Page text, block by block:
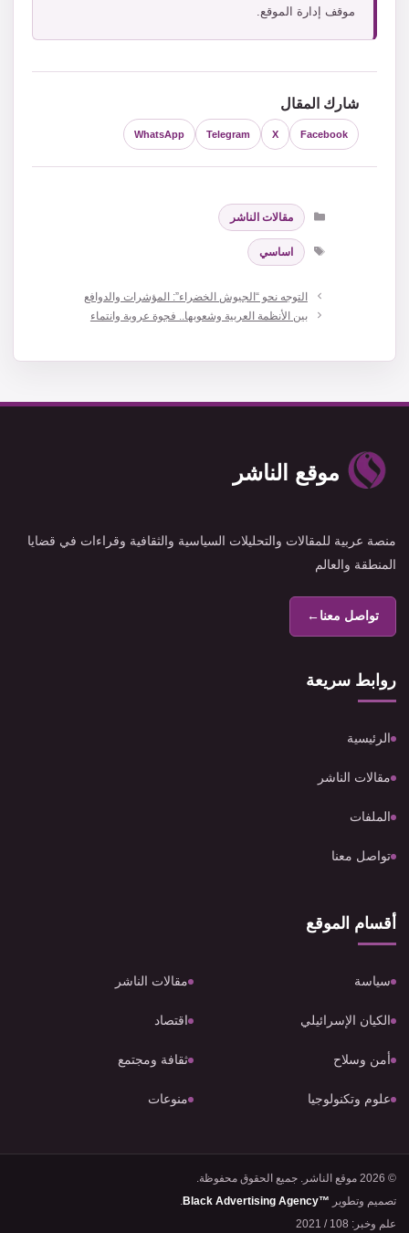
موقف إدارة الموقع.
شارك المقال
Facebook
X
Telegram
WhatsApp
التصنيفات
مقالات الناشر
الوسوم
اساسي
التوجه نحو “الجيوش الخضراء”: المؤشرات والدوافع
بين الأنظمة العربية وشعوبها.. فجوة عروبة وانتماء
موقع الناشر
منصة عربية للمقالات والتحليلات السياسية والثقافية وقراءات في قضايا
المنطقة والعالم
تواصل معنا←
روابط سريعة
الرئيسية
مقالات الناشر
الملفات
تواصل معنا
أقسام الموقع
سياسة مقالات الناشر
الكيان الإسرائيلي اقتصاد
أمن وسلاح ثقافة ومجتمع
علوم وتكنولوجيا منوعات
© 2026 موقع الناشر. جميع الحقوق محفوظة.
تصميم وتطوير Black Advertising Agency™
علم وخبر: 108 / 2021